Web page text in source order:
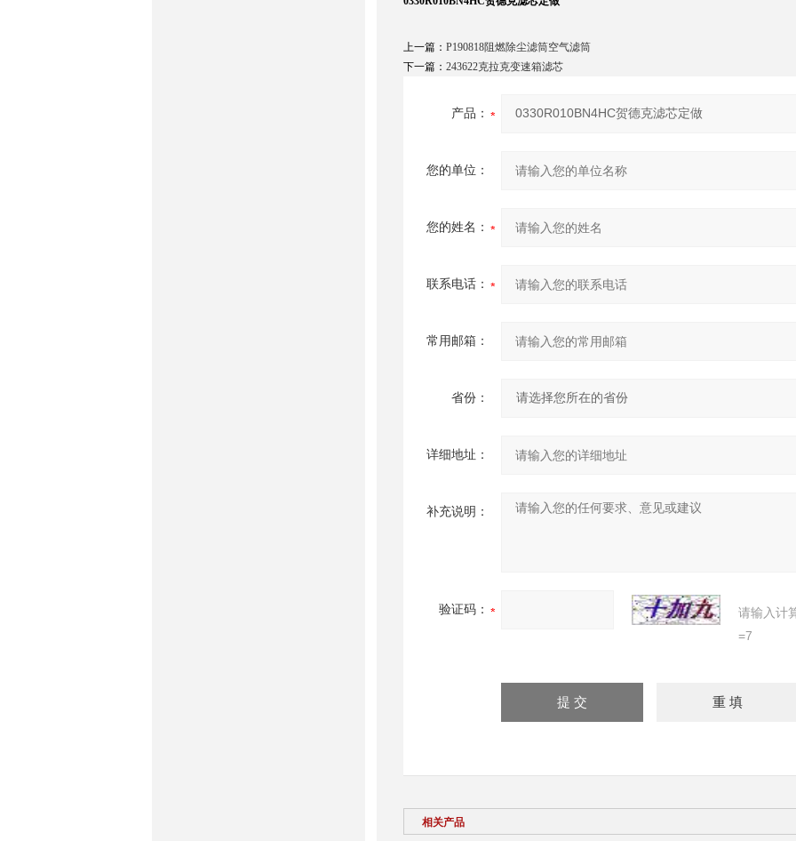
上一篇： P190818阻燃除尘滤筒空气滤筒
下一篇： 243622克拉克变速箱滤芯
产品：
您的单位：
您的姓名：
联系电话：
常用邮箱：
省份：
详细地址：
补充说明：
验证码：
请输入计
=7
相关产品